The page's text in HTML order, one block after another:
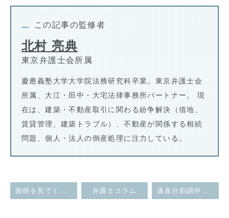
この記事の監修者
北村 亮典
東京弁護士会所属
慶應義塾大学大学院法務研究科卒業。東京弁護士会
所属、大江・田中・大宅法律事務所パートナー。 現
在は、建築・不動産取引に関わる紛争解決（借地、
賃貸管理、建築トラブル）、不動産が関係する相続
問題、個人・法人の倒産処理に注力している。
面倒を見てくれた子に遺産を全て相続させようと遺言を書いたのに先にその子どもが死んでしまった。遺言の効力はどうなるのか。 弁護士コラム 遺産分割調停は解決までどれくらい時間がかかる？